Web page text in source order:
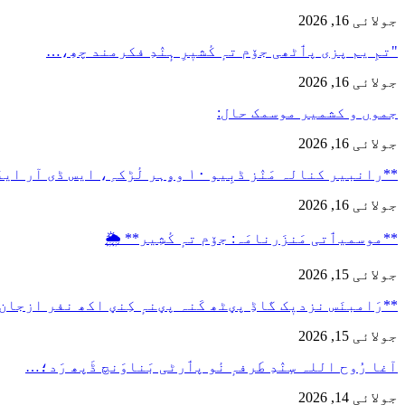
جولائی 16, 2026
"تمِ یم پزی پٲٹھی جۆم تہٕ کٔشیٖرِ ہٕنٛدِ فکرمند چھِ،…
جولائی 16, 2026
جموں و کشمیر موسمک حال:
جولائی 16, 2026
**رانبیر کنالہ مَنٛز ڈبِیو ۱۰ وۄہر لٔڑکہِ، ایس ڈی آر ایفَن…
جولائی 16, 2026
**موسمیٲتی مَنزَرنامَہ: جۆم تہٕ کٔشِیر** 🌦️
جولائی 15, 2026
**رَامبنَس نزدیٖک گاڈِ پؠٹھ کَنہ پؠنہٕ کِنؠ اکھ نفر
جولائی 15, 2026
آغا رُوح اللہ سٕنٛدِ طَرفہٕ نٔو پٲرٹی بَناوَنچ ڈَپھ رَد؛…
جولائی 14, 2026